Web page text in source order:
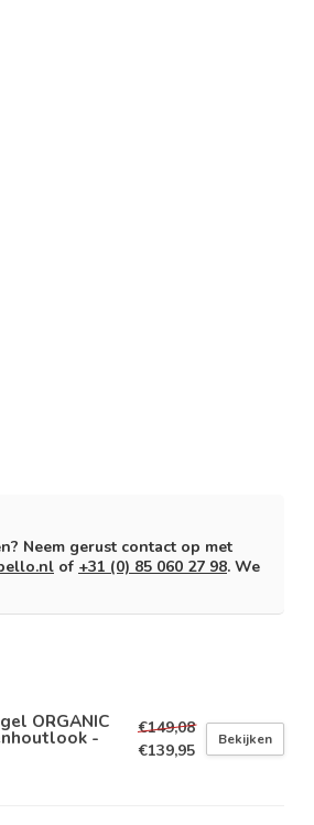
Neem gerust contact op met
of +31 (0) 85 060 27 98. We
ORGANIC
-
€149,08
€139,95
Bekijken